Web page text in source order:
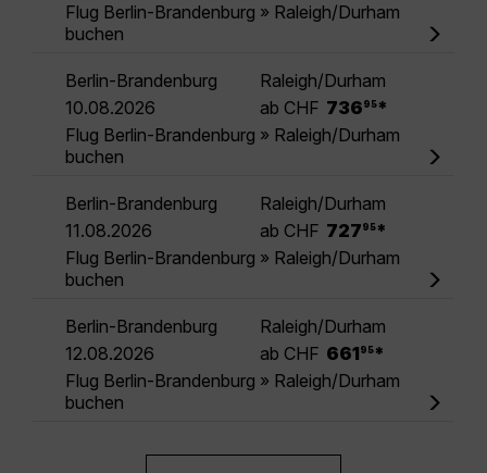
Flug Berlin-Brandenburg » Raleigh/Durham
buchen
Berlin-Brandenburg
Raleigh/Durham
10.08.2026
ab CHF 736 95 *
Flug Berlin-Brandenburg » Raleigh/Durham
buchen
Berlin-Brandenburg
Raleigh/Durham
11.08.2026
ab CHF 727 95 *
Flug Berlin-Brandenburg » Raleigh/Durham
buchen
Berlin-Brandenburg
Raleigh/Durham
12.08.2026
ab CHF 661 95 *
Flug Berlin-Brandenburg » Raleigh/Durham
buchen